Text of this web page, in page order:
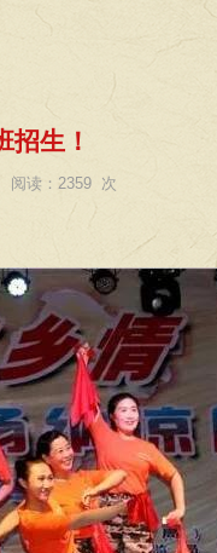
招生！
阅读：2359 次